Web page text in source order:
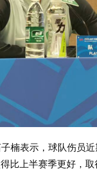
楠表示，球队伤员
比上半赛季更好，取